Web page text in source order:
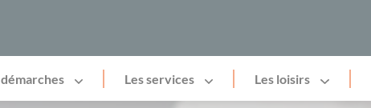
démarches Les services Les loisirs